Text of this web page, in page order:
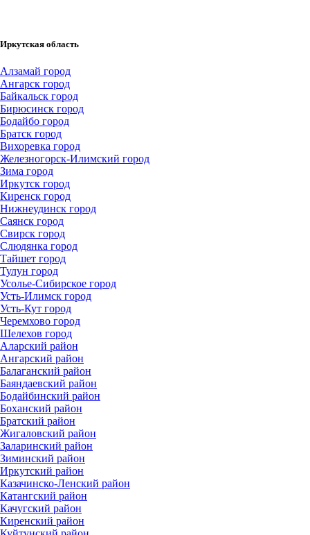
Иркутская область
Алзамай город
Ангарск город
Байкальск город
Бирюсинск город
Бодайбо город
Братск город
Вихоревка город
Железногорск-Илимский город
Зима город
Иркутск город
Киренск город
Нижнеудинск город
Саянск город
Свирск город
Слюдянка город
Тайшет город
Тулун город
Усолье-Сибирское город
Усть-Илимск город
Усть-Кут город
Черемхово город
Шелехов город
Аларский район
Ангарский район
Балаганский район
Баяндаевский район
Бодайбинский район
Боханский район
Братский район
Жигаловский район
Заларинский район
Зиминский район
Иркутский район
Казачинско-Ленский район
Катангский район
Качугский район
Киренский район